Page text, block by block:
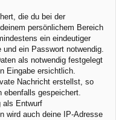
die du bei der
persönlichem Bereich
ein eindeutiger
ein Passwort notwendig.
als notwendig festgelegt
Eingabe ersichtlich.
Nachricht erstellst, so
ebenfalls gespeichert.
als Entwurf
wird auch deine IP-Adresse